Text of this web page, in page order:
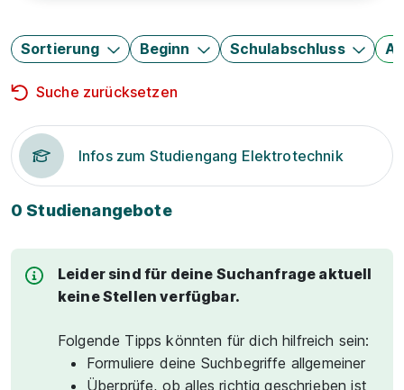
Sortierung Beginn Schulabschluss
Suche zurücksetzen
Infos zum Studiengang Elektrotechnik
0 Studienangebote
Leider sind für deine Suchanfrage aktuell
keine Stellen verfügbar.
Folgende Tipps könnten für dich hilfreich sein:
Formuliere deine Suchbegriffe allgemeiner
Überprüfe, ob alles richtig geschrieben ist